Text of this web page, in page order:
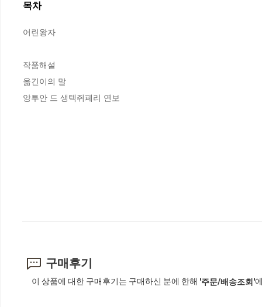
목차
어린왕자
작품해설
옮긴이의 말
앙투안 드 생텍쥐페리 연보
구매후기
이 상품에 대한 구매후기는 구매하신 분에 한해 '주문/배송조회'